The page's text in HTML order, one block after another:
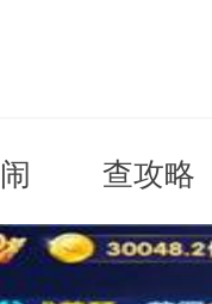
查攻略